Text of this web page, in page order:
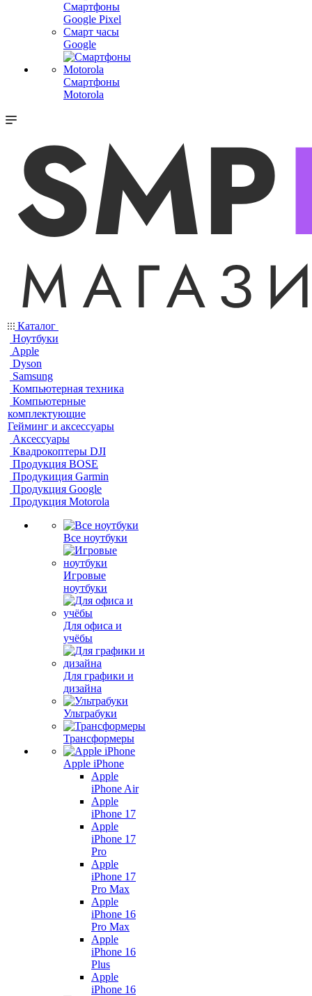
Смартфоны
Google Pixel
Смарт часы
Google
Смартфоны
Motorola
Каталог
Ноутбуки
Apple
Dyson
Samsung
Компьютерная техника
Компьютерные
комплектующие
Гейминг и аксессуары
Аксессуары
Квадрокоптеры DJI
Продукция BOSE
Продукиция Garmin
Продукция Google
Продукция Motorola
Все ноутбуки
Игровые
ноутбуки
Для офиса и
учёбы
Для графики и
дизайна
Ультрабуки
Трансформеры
Apple iPhone
Apple
iPhone Air
Apple
iPhone 17
Apple
iPhone 17
Pro
Apple
iPhone 17
Pro Max
Apple
iPhone 16
Pro Max
Apple
iPhone 16
Plus
Apple
iPhone 16